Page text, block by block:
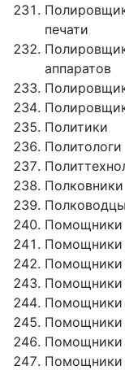
печати
аппаратов
Политики
Политологи
Полковники
Полководцы
Помощники
Помощники
Помощники
Помощники
Помощники
Помощники
Помощники
Помощники